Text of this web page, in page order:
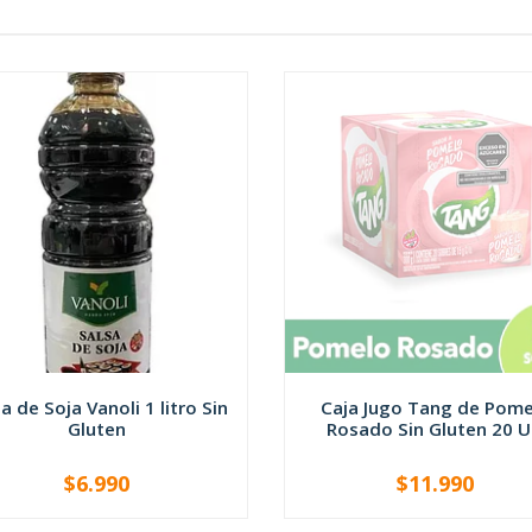
de Soja Vanoli 1 litro Sin
Gluten
+
$6.990
Caja Jugo Tang de
Rosado Sin Gluten 20
NO DISPONIBLE
$11.990